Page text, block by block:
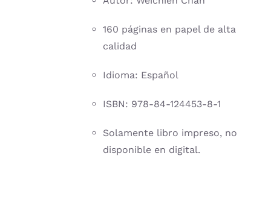
160 páginas en papel de alta
calidad
Idioma: Español
ISBN: 978-84-124453-8-1
Solamente libro impreso, no
disponible en digital.